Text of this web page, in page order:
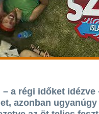
– a régi időket
azonban